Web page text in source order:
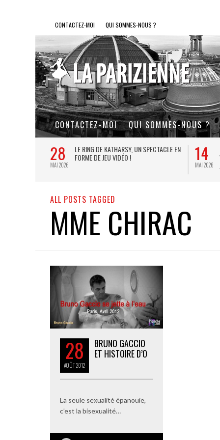
CONTACTEZ-MOI QUI SOMMES-NOUS ?
CONTACTEZ-MOI QUI SOMMES-NOUS ?
28
MAI 2026
LE RING DE KATHARSY, UN SPECTACLE EN
FORME DE JEU VIDÉO !
14
MAI 2026
ALL POSTS TAGGED
MME CHIRAC
28
AOÛT2012
BRUNO GACCIO
ET HISTOIRE D’O
La seule sexualité épanouie,
c’est la bisexualité…